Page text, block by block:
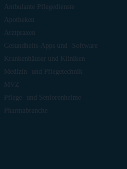
Ambulante Pflegedienste
Apotheken
Arztpraxen
Gesundheits-Apps und -Software
Krankenhäuser und Kliniken
Medizin- und Pflegetechnik
MVZ
Pflege- und Seniorenheime
Pharmabranche